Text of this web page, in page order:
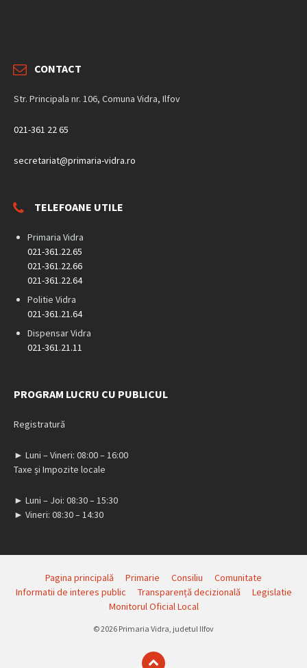
CONTACT
Str. Principala nr. 106, Comuna Vidra, Ilfov
021-361 22 65
secretariat@primaria-vidra.ro
TELEFOANE UTILE
Primaria Vidra
021-361.22.65
021-361.22.66
021-361.22.64
Politie Vidra
021-361.21.64
Dispensar Vidra
021-361.21.11
PROGRAM LUCRU CU PUBLICUL
Registratură
► Luni – Vineri: 08:00 – 16:00
Taxe și Impozite locale
► Luni – Joi: 08:30 – 15:30
► Vineri: 08:30 – 14:30
Pagina principală Primarie Consiliu
Comunitate
Informatii de interes public
Transparență decizională
Legislatie
Monitorul Oficial Local
© 2026 Primaria Vidra, judetul Ilfov